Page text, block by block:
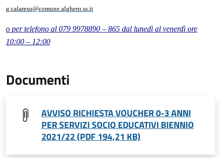
g.calaresu@comune.alghero.ss.it
o per telefono al 079 9978890 – 865 dal lunedì al venerdì ore
10:00 – 12:00
Documenti
AVVISO RICHIESTA VOUCHER 0-3 ANNI
PER SERVIZI SOCIO EDUCATIVI BIENNIO
2021/22 (PDF 194,21 KB)